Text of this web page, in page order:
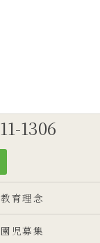
1306
教育理念
園児募集